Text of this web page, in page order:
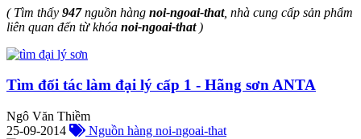
( Tìm thấy 947nguồn hàng noi-ngoai-that, nhà cung cấp sản phẩm
liên quan đến từ khóa noi-ngoai-that)
Tìm đối tác làm đại lý cấp 1 - Hãng sơn ANTA
Ngô Văn Thiềm
25-09-2014
Nguồn hàng noi-ngoai-that